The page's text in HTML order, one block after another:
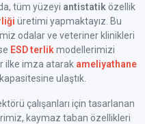
tüm yüzeyi antistatik özellik
üretimi yapmaktayız. Bu
odalar ve veteriner klinikleri
ESD terlik modellerimizi
ilke imza atarak ameliyathane
ulaştık.
çalışanları için tasarlanan
kaymaz taban özellikleri